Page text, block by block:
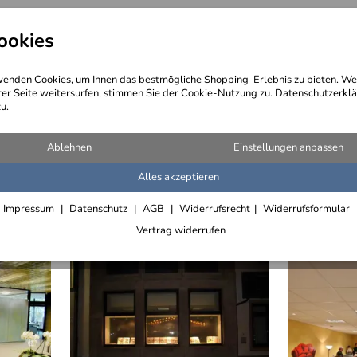
Cookies, um Ihnen das bestmögliche Shopping-Erlebnis zu bieten.
Seite weitersurfen, stimmen Sie der Cookie-Nutzung zu.
Ablehnen Einstellungen anpassen
Alles akzeptieren
Impressum Datenschutz AGB Widerrufsrecht
Widerrufsformular
Vertrag widerrufen
Wegebeschreibung @